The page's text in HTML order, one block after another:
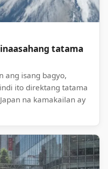
tatama
ang isang bagyo,
ito direktang tatama
na kamakailan ay